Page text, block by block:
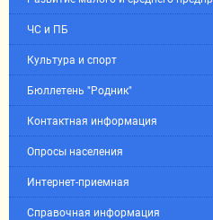
ЧС и ПБ
Культура и спорт
Бюллетень "Родник"
Контактная информация
Опросы населения
Интернет-приемная
Справочная информация